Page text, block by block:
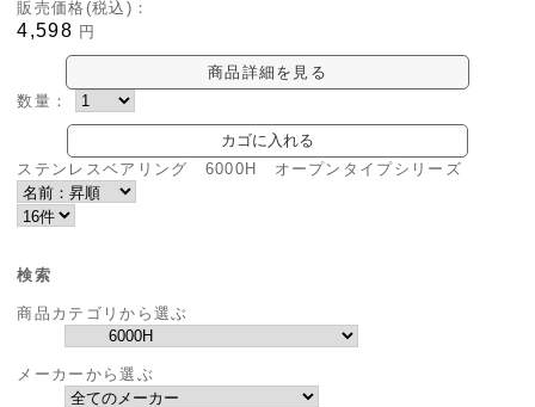
販売価格(税込)：
4,598 円
商品詳細を見る
数量：
ステンレスベアリング 6000H オープンタイプシリーズ
検索
商品カテゴリから選ぶ
メーカーから選ぶ